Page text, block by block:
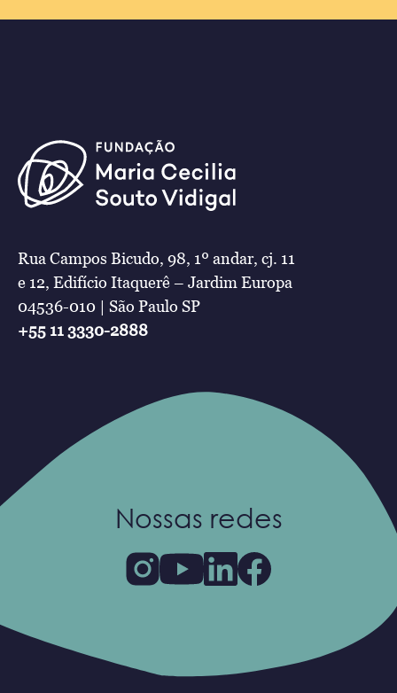
Rua Campos Bicudo, 98, 1º andar, cj. 11
e 12, Edifício Itaquerê – Jardim Europa
04536-010 | São Paulo SP
+55 11 3330-2888
Nossas redes